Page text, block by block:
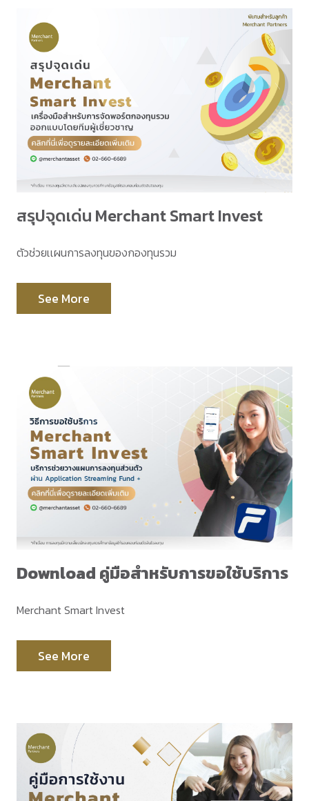
สรุปจุดเด่น Merchant Smart Invest
ตัวช่วยเเผนการลงทุนของกองทุนรวม
See More
Download คู่มือสำหรับการขอใช้บริการ
Merchant Smart Invest
See More